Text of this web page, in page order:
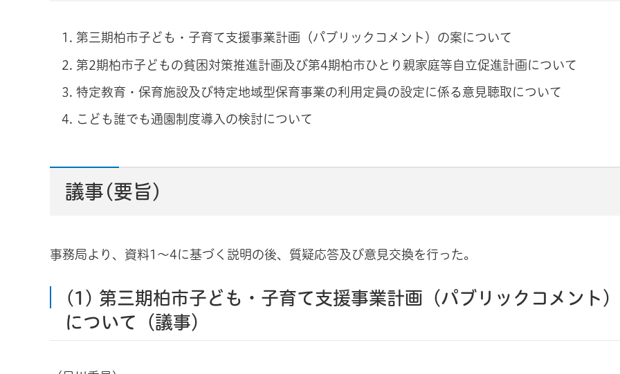
第三期柏市子ども・子育て支援事業計画（パブリックコメント）の案について
第2期柏市子どもの貧困対策推進計画及び第4期柏市ひとり親家庭等自立促進計画について
特定教育・保育施設及び特定地域型保育事業の利用定員の設定に係る意見聴取について
こども誰でも通園制度導入の検討について
議事(要旨)
事務局より、資料1～4に基づく説明の後、質疑応答及び意見交換を行った。
(1) 第三期柏市子ども・子育て支援事業計画（パブリックコメント
について（議事）